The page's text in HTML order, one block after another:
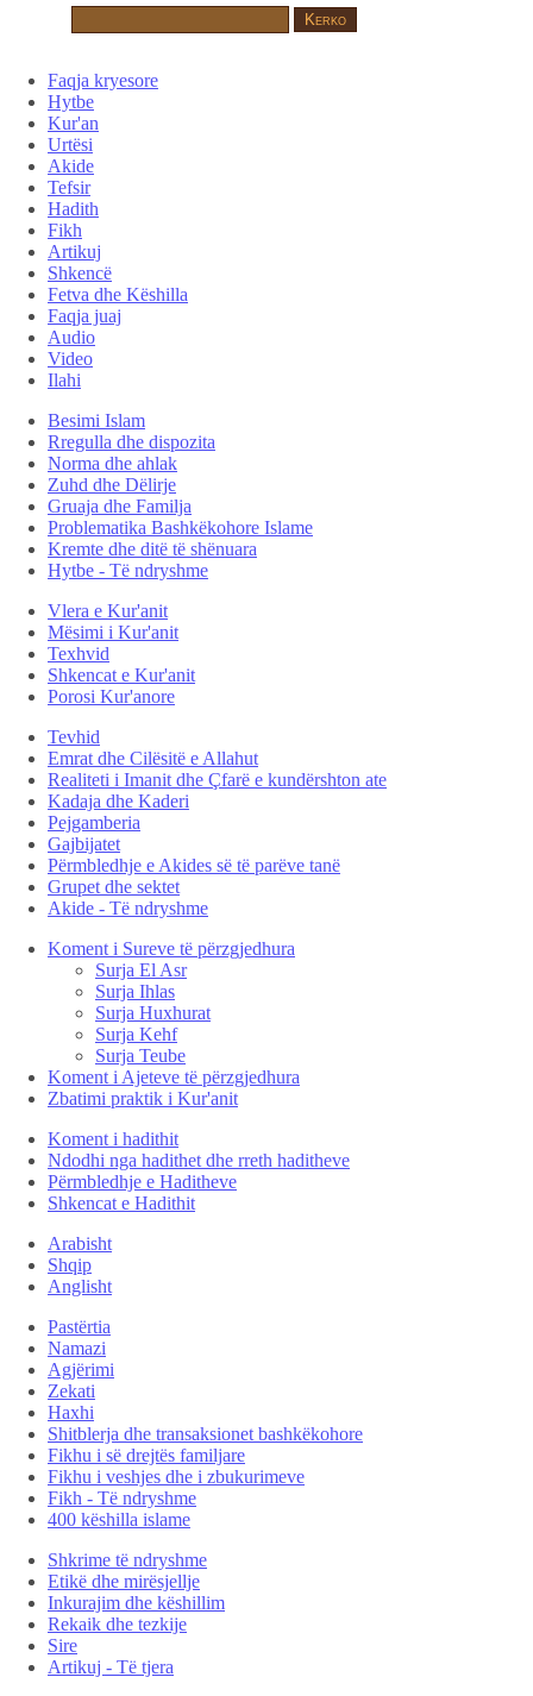
Faqja kryesore
Hytbe
Kur'an
Urtësi
Akide
Tefsir
Hadith
Fikh
Artikuj
Shkencë
Fetva dhe Këshilla
Faqja juaj
Audio
Video
Ilahi
Besimi Islam
Rregulla dhe dispozita
Norma dhe ahlak
Zuhd dhe Dëlirje
Gruaja dhe Familja
Problematika Bashkëkohore Islame
Kremte dhe ditë të shënuara
Hytbe - Të ndryshme
Vlera e Kur'anit
Mësimi i Kur'anit
Texhvid
Shkencat e Kur'anit
Porosi Kur'anore
Tevhid
Emrat dhe Cilësitë e Allahut
Realiteti i Imanit dhe Çfarë e kundërshton ate
Kadaja dhe Kaderi
Pejgamberia
Gajbijatet
Përmbledhje e Akides së të parëve tanë
Grupet dhe sektet
Akide - Të ndryshme
Koment i Sureve të përzgjedhura
Surja El Asr
Surja Ihlas
Surja Huxhurat
Surja Kehf
Surja Teube
Koment i Ajeteve të përzgjedhura
Zbatimi praktik i Kur'anit
Koment i hadithit
Ndodhi nga hadithet dhe rreth haditheve
Përmbledhje e Haditheve
Shkencat e Hadithit
Arabisht
Shqip
Anglisht
Pastërtia
Namazi
Agjërimi
Zekati
Haxhi
Shitblerja dhe transaksionet bashkëkohore
Fikhu i së drejtës familjare
Fikhu i veshjes dhe i zbukurimeve
Fikh - Të ndryshme
400 këshilla islame
Shkrime të ndryshme
Etikë dhe mirësjellje
Inkurajim dhe këshillim
Rekaik dhe tezkije
Sire
Artikuj - Të tjera